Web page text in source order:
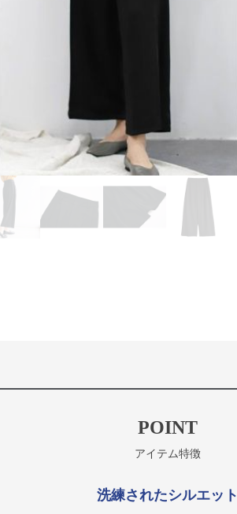
POINT
アイテム特徴
洗練されたシルエット